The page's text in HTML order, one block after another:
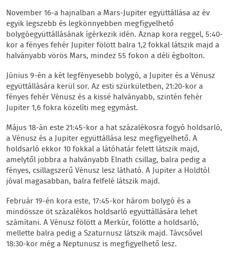
November 16-a hajnalban a Mars-Jupiter együttállása az év
egyik legszebb és legkönnyebben megfigyelhető
bolygóegyüttállásának ígérkezik idén. Aznap kora reggel, 5:40-
kor a fényes fehér Jupiter fölött balra 1,2 fokkal látszik majd a
halványabb vörös Mars, mindez 55 fokon a déli égbolton.
Június 9-én a két legfényesebb bolygó, a Jupiter és a Vénusz
együttállására kerül sor. Az esti szürkületben, 21:20-kor a
fényes fehér Vénusz és a kissé halványabb, szintén fehér
Jupiter 1,6 fokra közelíti meg egymást.
Május 18-án este 21:45-kor a hat százalékosra fogyó holdsarló,
a Vénusz és a Jupiter együttállása lesz megfigyelhető. A
holdsarló ekkor 10 fokkal a látóhatár felett látszik majd,
amelytől jobbra a halványabb Elnath csillag, balra pedig a
fényes, csillagszerű Vénusz lesz látható. A Jupiter a Holdtól
jóval magasabban, balra felfelé látszik majd.
Február 19-én kora este, 17:45-kor három bolygó és a
mindössze öt százalékos holdsarló együttállására lehet
számítani. A Vénusz fölött a Merkúr, fölötte a holdsarló,
mellette balra pedig a Szaturnusz látszik majd. Távcsővel
18:30-kor még a Neptunusz is megfigyelhető lesz.